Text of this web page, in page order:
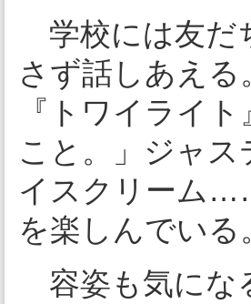
学校には友だ
さず話しあえ
『トワイライ
こと。」ジャ
イスクリーム
を楽しんでいる
容姿も気にな